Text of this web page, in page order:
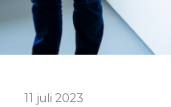
11 juli 2023